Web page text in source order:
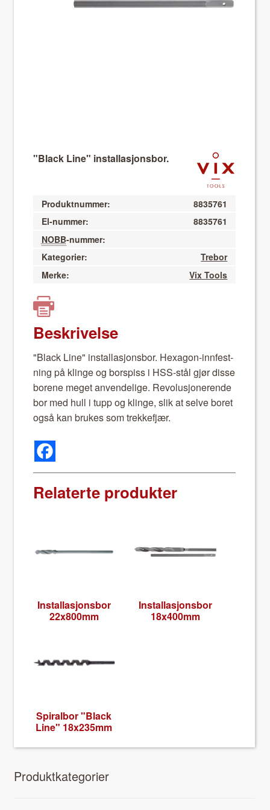
About VIX
"Black Line" installasjonsbor.
Produktnummer:
8835761
El-nummer:
8835761
NOBB-nummer:
Kategorier:
Trebor
Merke:
Vix Tools
Beskrivelse
"Black Line" instal­lasjons­bor. Hexa­gon-inn­fest­
ning på klinge og bor­spiss i HSS-stål gjør disse
borene meget anven­delige. Rev­o­lusjonerende
bor med hull i tupp og klinge, slik at selve boret
også kan brukes som trekke­fjær.
Relaterte produkter
Instal­lasjons­bor
22x800mm
Instal­lasjons­bor
18x400mm
Spi­ral­bor "Black
Line" 18x235mm
Pro­duk­tkat­e­gori­er